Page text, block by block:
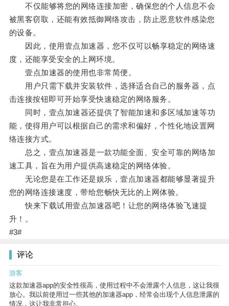
不仅能够将您的网络连接加密，确保您的个人信息不会
被黑客窃取，还能有效抵御网络攻击，防止恶意软件感染您
的设备。
因此，使用壹点加速器，您不仅可以畅享稳定的网络速
度，还能享受安全的上网环境。
壹点加速器的使用也非常简便。
用户只需下载并安装软件，选择适合自己的服务器，点
击连接按钮即可开始享受快速稳定的网络服务。
同时，壹点加速器还提供了智能加速和多区域加速等功
能，使得用户可以根据自己的需求和偏好，个性化地设置网
络连接方式。
总之，壹点加速器是一款功能全面、安全可靠的网络加
速工具，旨在为用户提供高速稳定的网络体验。
无论您是在工作还是娱乐，壹点加速器都能够显著提升
您的网络连接速度，带给您畅快无比的上网体验。
快来下载试用壹点加速器吧！让您的网络体验飞速提
升！。
#3#
评论
游客
这款加速器app的安全性很高，使用过程中不会泄露个人信息，这让我很
放心。我以前使用过一些其他的加速器app，经常会出现个人信息泄露的
情况，这让我非常担心。